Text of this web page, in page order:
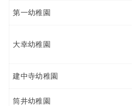
第一幼稚園
大幸幼稚園
建中寺幼稚園
筒井幼稚園